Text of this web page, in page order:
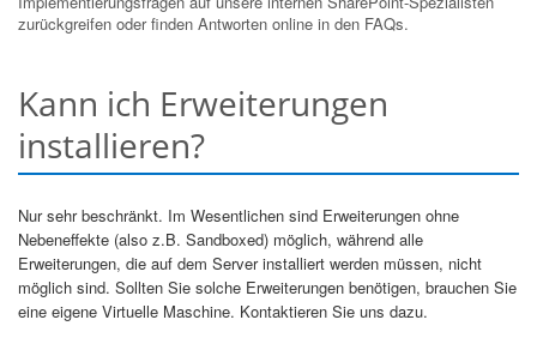
zurückgreifen oder finden Antworten online in den FAQs.
Kann ich Erweiterungen
installieren?
Nur sehr beschränkt. Im Wesentlichen sind Erweiterungen ohne
Nebeneffekte (also z.B. Sandboxed) möglich, während alle
Erweiterungen, die auf dem Server installiert werden müssen, nicht
möglich sind. Sollten Sie solche Erweiterungen benötigen, brauchen Sie
eine eigene Virtuelle Maschine. Kontaktieren Sie uns dazu.